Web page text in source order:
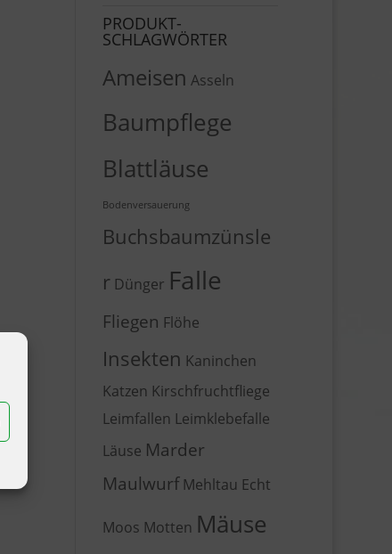
PRODUKT-
SCHLAGWÖRTER
Ameisen Asseln
Baumpflege
Blattläuse
Bodenversauerung
Buchsbaumzünsle
r Dünger Falle
Fliegen Flöhe
Insekten Kaninchen
Katzen Kirschfruchtfliege
Leimfallen Leimklebefalle
Läuse Marder
Maulwurf Mehltau Echt
Moos Motten Mäuse